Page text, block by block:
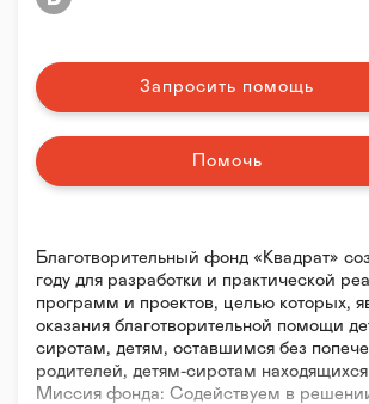
Благотворительный фонд «Квадрат»
году для разработки и практической
программ и проектов, целью которых,
оказания благотворительной помощи
сиротам, детям, оставшимся без
родителей, детям-сиротам
Миссия фонда: Содействуем в
Запросить помощь
Помочь